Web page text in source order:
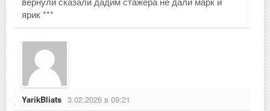
ярик ***
YarikBliats 3.02.2026 в 09:21